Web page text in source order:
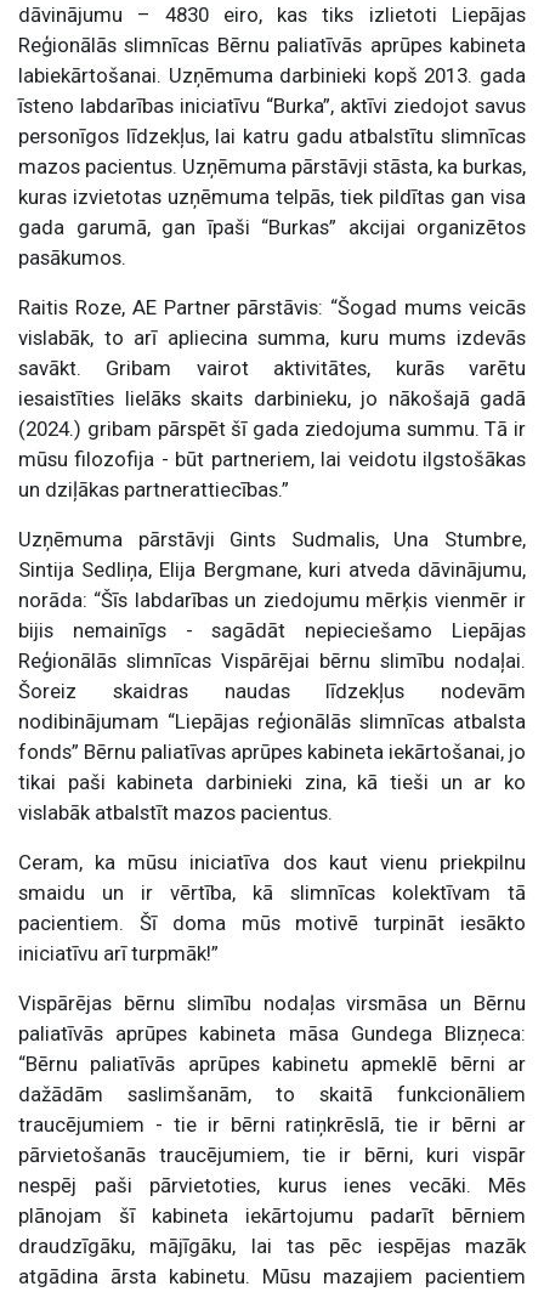
dāvinājumu – 4830 eiro, kas tiks izlietoti Liepājas
Reģionālās slimnīcas Bērnu paliatīvās aprūpes kabineta
labiekārtošanai. Uzņēmuma darbinieki kopš 2013. gada
īsteno labdarības iniciatīvu “Burka”, aktīvi ziedojot savus
personīgos līdzekļus, lai katru gadu atbalstītu slimnīcas
mazos pacientus. Uzņēmuma pārstāvji stāsta, ka burkas,
kuras izvietotas uzņēmuma telpās, tiek pildītas gan visa
gada garumā, gan īpaši “Burkas” akcijai organizētos
pasākumos.
Raitis Roze, AE Partner pārstāvis: “Šogad mums veicās
vislabāk, to arī apliecina summa, kuru mums izdevās
savākt. Gribam vairot aktivitātes, kurās varētu
iesaistīties lielāks skaits darbinieku, jo nākošajā gadā
(2024.) gribam pārspēt šī gada ziedojuma summu. Tā ir
mūsu filozofija - būt partneriem, lai veidotu ilgstošākas
un dziļākas partnerattiecības.”
Uzņēmuma pārstāvji Gints Sudmalis, Una Stumbre,
Sintija Sedliņa, Elija Bergmane, kuri atveda dāvinājumu,
norāda: “Šīs labdarības un ziedojumu mērķis vienmēr ir
bijis nemainīgs - sagādāt nepieciešamo Liepājas
Reģionālās slimnīcas Vispārējai bērnu slimību nodaļai.
Šoreiz skaidras naudas līdzekļus nodevām
nodibinājumam “Liepājas reģionālās slimnīcas atbalsta
fonds” Bērnu paliatīvas aprūpes kabineta iekārtošanai, jo
tikai paši kabineta darbinieki zina, kā tieši un ar ko
vislabāk atbalstīt mazos pacientus.
Ceram, ka mūsu iniciatīva dos kaut vienu priekpilnu
smaidu un ir vērtība, kā slimnīcas kolektīvam tā
pacientiem. Šī doma mūs motivē turpināt iesākto
iniciatīvu arī turpmāk!”
Vispārējas bērnu slimību nodaļas virsmāsa un Bērnu
paliatīvās aprūpes kabineta māsa Gundega Blizņeca:
“Bērnu paliatīvās aprūpes kabinetu apmeklē bērni ar
dažādām saslimšanām, to skaitā funkcionāliem
traucējumiem - tie ir bērni ratiņkrēslā, tie ir bērni ar
pārvietošanās traucējumiem, tie ir bērni, kuri vispār
nespēj paši pārvietoties, kurus ienes vecāki. Mēs
plānojam šī kabineta iekārtojumu padarīt bērniem
draudzīgāku, mājīgāku, lai tas pēc iespējas mazāk
atgādina ārsta kabinetu. Mūsu mazajiem pacientiem